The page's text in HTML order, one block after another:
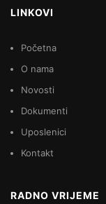
LINKOVI
Početna
O nama
Novosti
Dokumenti
Uposlenici
Kontakt
RADNO VRIJEME